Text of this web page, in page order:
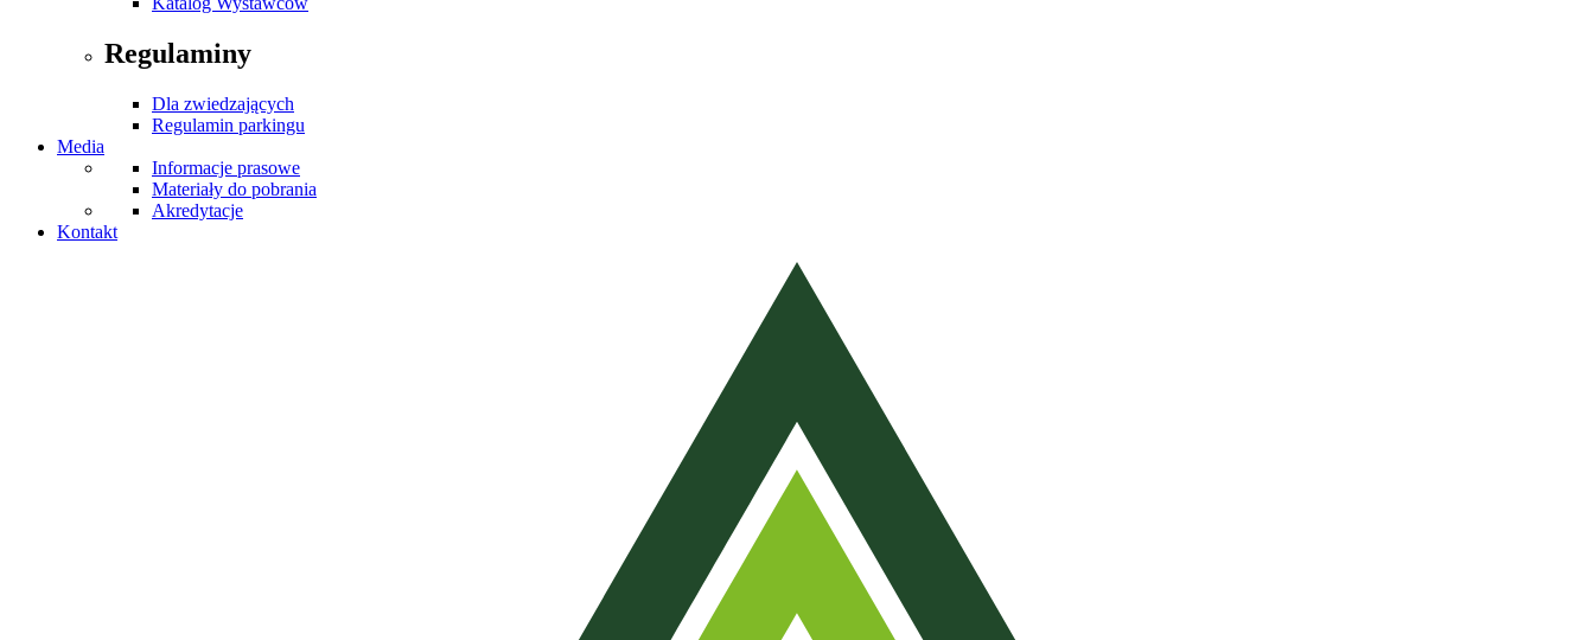
Regulaminy
Dla zwiedzających
Regulamin parkingu
Media
Informacje prasowe
Materiały do pobrania
Akredytacje
Kontakt